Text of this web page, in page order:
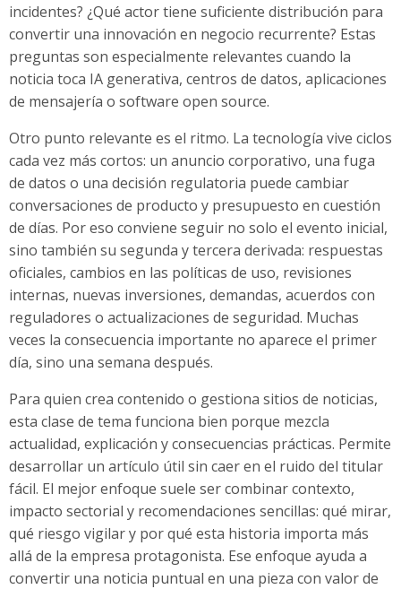
incidentes? ¿Qué actor tiene suficiente distribución para
convertir una innovación en negocio recurrente? Estas
preguntas son especialmente relevantes cuando la
noticia toca IA generativa, centros de datos, aplicaciones
de mensajería o software open source.
Otro punto relevante es el ritmo. La tecnología vive ciclos
cada vez más cortos: un anuncio corporativo, una fuga
de datos o una decisión regulatoria puede cambiar
conversaciones de producto y presupuesto en cuestión
de días. Por eso conviene seguir no solo el evento inicial,
sino también su segunda y tercera derivada: respuestas
oficiales, cambios en las políticas de uso, revisiones
internas, nuevas inversiones, demandas, acuerdos con
reguladores o actualizaciones de seguridad. Muchas
veces la consecuencia importante no aparece el primer
día, sino una semana después.
Para quien crea contenido o gestiona sitios de noticias,
esta clase de tema funciona bien porque mezcla
actualidad, explicación y consecuencias prácticas. Permite
desarrollar un artículo útil sin caer en el ruido del titular
fácil. El mejor enfoque suele ser combinar contexto,
impacto sectorial y recomendaciones sencillas: qué mirar,
qué riesgo vigilar y por qué esta historia importa más
allá de la empresa protagonista. Ese enfoque ayuda a
convertir una noticia puntual en una pieza con valor de